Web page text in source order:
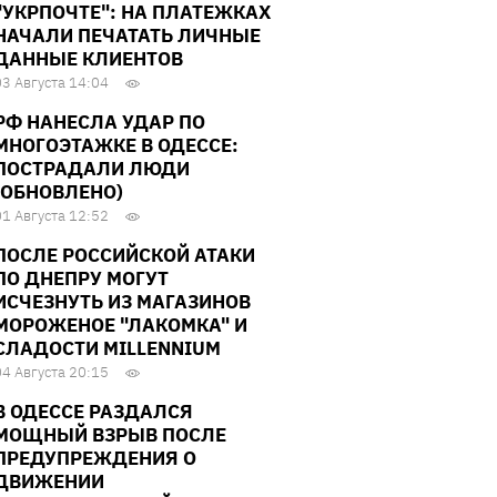
НА ПЛАТЕЖКАХ
ПЕЧАТАТЬ ЛИЧНЫЕ
КЛИЕНТОВ
Августа 14:04
НАНЕСЛА УДАР ПО
В ОДЕССЕ:
ЛЮДИ
Августа 12:52
РОССИЙСКОЙ АТАКИ
ДНЕПРУ МОГУТ
ИЗ МАГАЗИНОВ
"ЛАКОМКА" И
MILLENNIUM
Августа 20:15
ОДЕССЕ РАЗДАЛСЯ
ВЗРЫВ ПОСЛЕ
О